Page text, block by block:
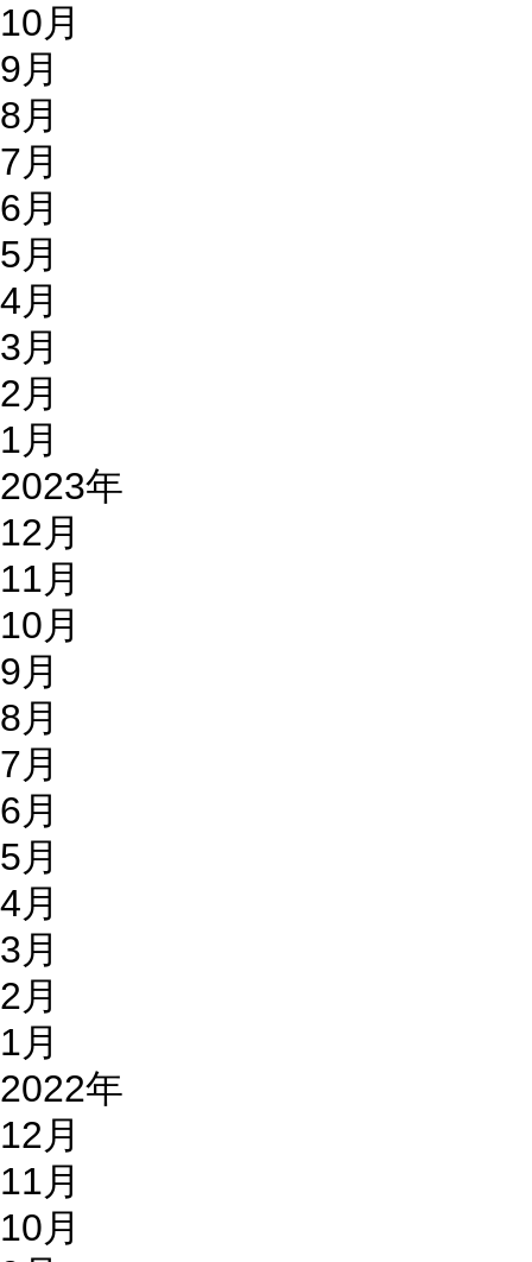
10月
9月
8月
7月
6月
5月
4月
3月
2月
1月
2023年
12月
11月
10月
9月
8月
7月
6月
5月
4月
3月
2月
1月
2022年
12月
11月
10月